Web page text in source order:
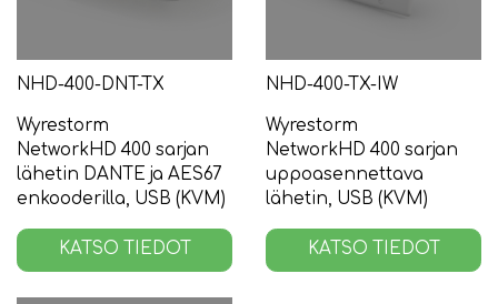
NHD-400-DNT-TX
Wyrestorm
NetworkHD 400 sarjan
lähetin DANTE ja AES67
enkooderilla, USB (KVM)
KATSO TIEDOT
NHD-400-TX-IW
Wyrestorm
NetworkHD 400 sarjan
uppoasennettava
lähetin, USB (KVM)
KATSO TIEDOT